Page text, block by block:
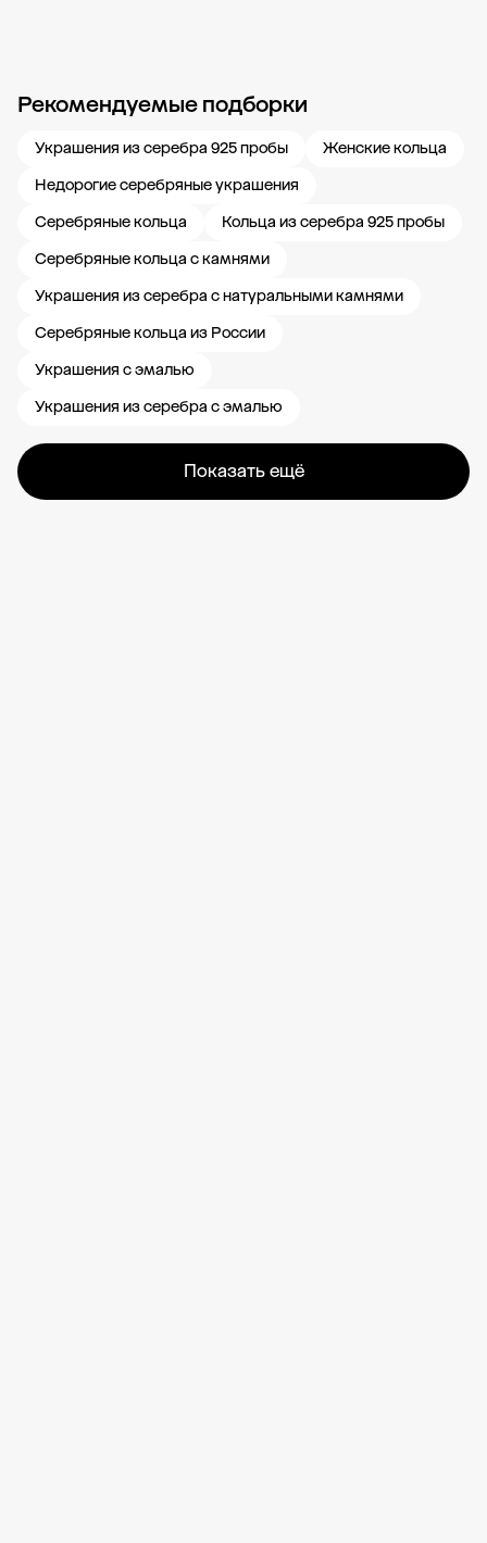
Рекомендуемые подборки
Украшения из серебра 925 пробы
Женские кольца
Недорогие серебряные украшения
Серебряные кольца
Кольца из серебра 925 пробы
Серебряные кольца с камнями
Украшения из серебра с натуральными камнями
Серебряные кольца из России
Украшения с эмалью
Украшения из серебра с эмалью
Показать ещё
Новости компании Журнал ЗОЛОТОЙ Блог